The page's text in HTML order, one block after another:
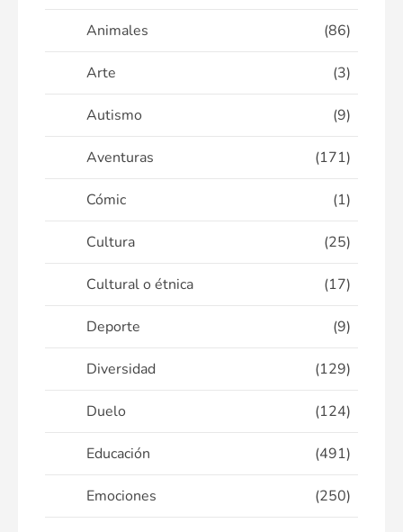
Animales (86)
Arte (3)
Autismo (9)
Aventuras (171)
Cómic (1)
Cultura (25)
Cultural o étnica (17)
Deporte (9)
Diversidad (129)
Duelo (124)
Educación (491)
Emociones (250)